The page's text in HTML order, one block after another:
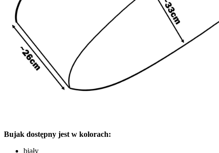
Bujak dostępny jest w kolorach:
biały